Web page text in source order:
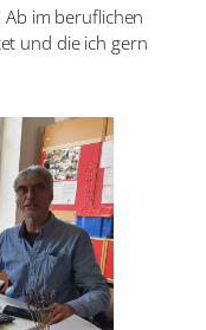
Ab im beruflichen
und die ich gern